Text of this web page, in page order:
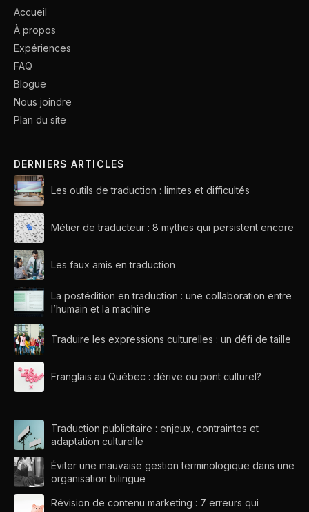
Accueil
À propos
Expériences
FAQ
Blogue
Nous joindre
Plan du site
DERNIERS ARTICLES
Les outils de traduction : limites et difficultés
Métier de traducteur : 8 mythes qui persistent encore
Les faux amis en traduction
La postédition en traduction : une collaboration entre
l’humain et la machine
Traduire les expressions culturelles : un défi de taille
Franglais au Québec : dérive ou pont culturel?
Traduction publicitaire : enjeux, contraintes et
adaptation culturelle
Éviter une mauvaise gestion terminologique dans une
organisation bilingue
Révision de contenu marketing : 7 erreurs qui